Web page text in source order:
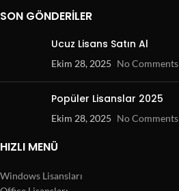
SON GÖNDERILER
Ucuz Lisans Satın Al
Ekim 28, 2025 No Comments
Popüler Lisanslar 2025
Ekim 28, 2025 No Comments
HIZLI MENÜ
Windows Lisansları